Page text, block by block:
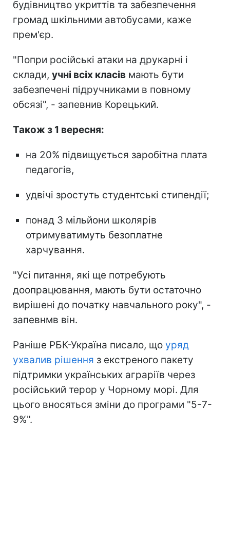
будівництво укриттів та забезпечення
громад шкільними автобусами, каже
прем'єр.
"Попри російські атаки на друкарні і
склади, учні всіх класів мають бути
забезпечені підручниками в повному
обсязі", - запевнив Корецький.
Також з 1 вересня:
на 20% підвищується заробітна плата
педагогів,
удвічі зростуть студентські стипендії;
понад 3 мільйони школярів
отримуватимуть безоплатне
харчування.
"Усі питання, які ще потребують
доопрацювання, мають бути остаточно
вирішені до початку навчального року", -
запевнмв він.
Раніше РБК-Україна писало, що уряд
ухвалив рішення з екстреного пакету
підтримки українських аграріїв через
російський терор у Чорному морі. Для
цього вносяться зміни до програми "5-7-
9%".